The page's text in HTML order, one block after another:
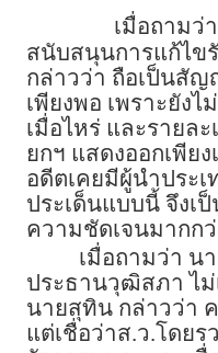
เมื่อถามว่
สนับสนุนการแก้ไข
กล่าวว่า ถือเป็นสั
เพียงพอ เพราะยัง
เมื่อไหร่ และรายละ
ยกฯ แสดงออกเพีย
อดีตเคยมีผู้นำประ
ประเด็นแบบนี้ จึงเ
ความชัดเจนมากก
เมื่อถามว่า น
ประธานวุฒิสภา ไม่
นายสุทิน กล่าวว่า
แต่เชื่อว่าส.ว.โดย